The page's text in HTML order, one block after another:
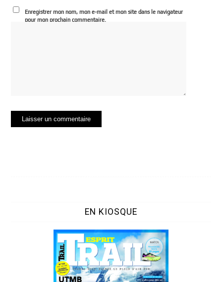
Enregistrer mon nom, mon e-mail et mon site dans le navigateur
pour mon prochain commentaire.
EN KIOSQUE